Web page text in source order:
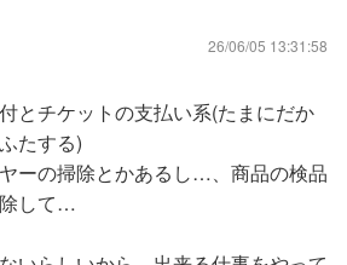
26/06/05 13:31:58
とチケットの支払い系(たまにだか
たする)
ーの掃除とかあるし…、商品の検品
して…